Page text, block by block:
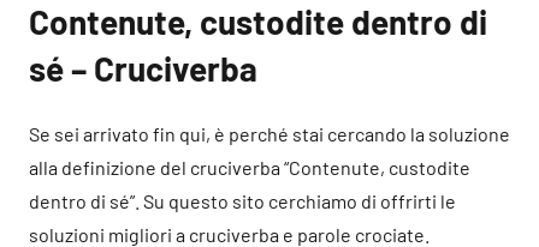
Contenute, custodite dentro di
sé – Cruciverba
Se sei arrivato fin qui, è perché stai cercando la soluzione
alla definizione del cruciverba “Contenute, custodite
dentro di sé”. Su questo sito cerchiamo di offrirti le
soluzioni migliori a cruciverba e parole crociate.